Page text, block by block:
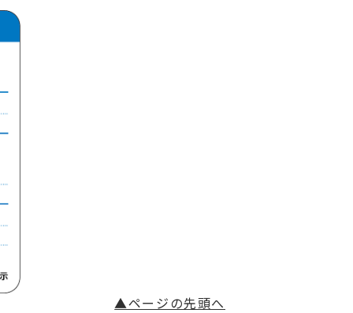
▲ページの先頭へ